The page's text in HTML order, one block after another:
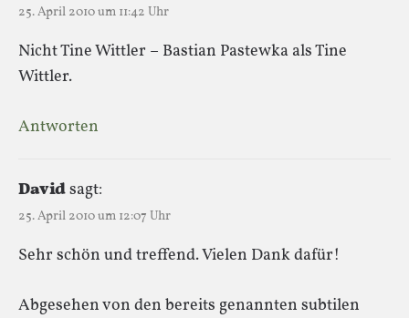
25. April 2010 um 11:42 Uhr
Nicht Tine Wittler – Bastian Pastewka als Tine
Wittler.
Antworten
Davidsagt:
25. April 2010 um 12:07 Uhr
Sehr schön und treffend. Vielen Dank dafür!
Abgesehen von den bereits genannten subtilen